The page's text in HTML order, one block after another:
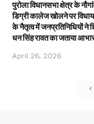
पुरोला विधानसभा क्षेत्र के
डिग्री कालेज खोलने पर
के नैतृत्व में जनप्रतिनिधियों ने
धन सिंह रावत का जताया
April 26, 2026